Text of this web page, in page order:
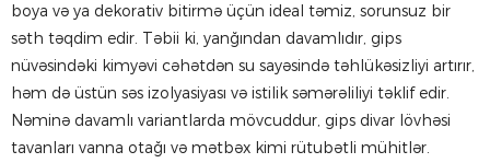
boya və ya dekorativ bitirmə üçün ideal təmiz, sorunsuz bir
səth təqdim edir. Təbii ki, yanğından davamlıdır, gips
nüvəsindəki kimyəvi cəhətdən su sayəsində təhlükəsizliyi artırır,
həm də üstün səs izolyasiyası və istilik səmərəliliyi təklif edir.
Nəminə davamlı variantlarda mövcuddur, gips divar lövhəsi
tavanları vanna otağı və mətbəx kimi rütubətli mühitlər.